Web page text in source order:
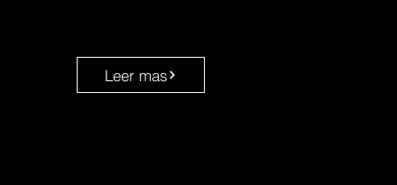
Leer mas